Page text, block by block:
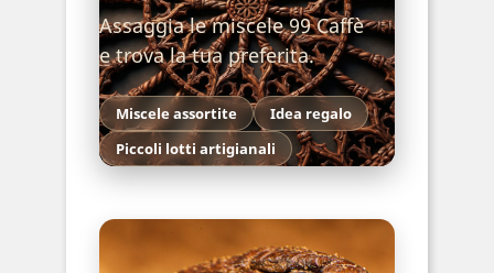
Assaggia le miscele 99 Caffè
e trova la tua preferita.
Miscele assortite
Idea regalo
Piccoli lotti artigianali